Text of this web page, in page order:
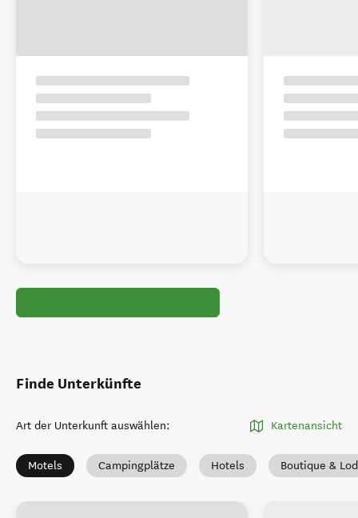
Finde Unterkünfte
Art der Unterkunft auswählen: Kartenansicht
Motels Campingplätze Hotels Boutique &